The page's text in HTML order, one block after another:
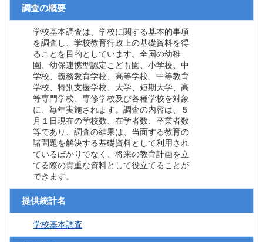
調査の概要
学校基本調査は、学校に関する基本的事項
を調査し、学校教育行政上の基礎資料を得
ることを目的としています。全国の幼稚
園、幼保連携型認定こども園、小学校、中
学校、義務教育学校、高等学校、中等教育
学校、特別支援学校、大学、短期大学、高
等専門学校、専修学校及び各種学校を対象
に、毎年実施されます。調査の内容は、５
月１日現在の学校数、在学者数、卒業者数
等であり、調査の結果は、当面する教育の
諸問題を解決する基礎資料として利用され
ているばかりでなく、将来の教育計画を立
てる際の貴重な資料として役立てることが
できます。
提供統計名
学校基本調査